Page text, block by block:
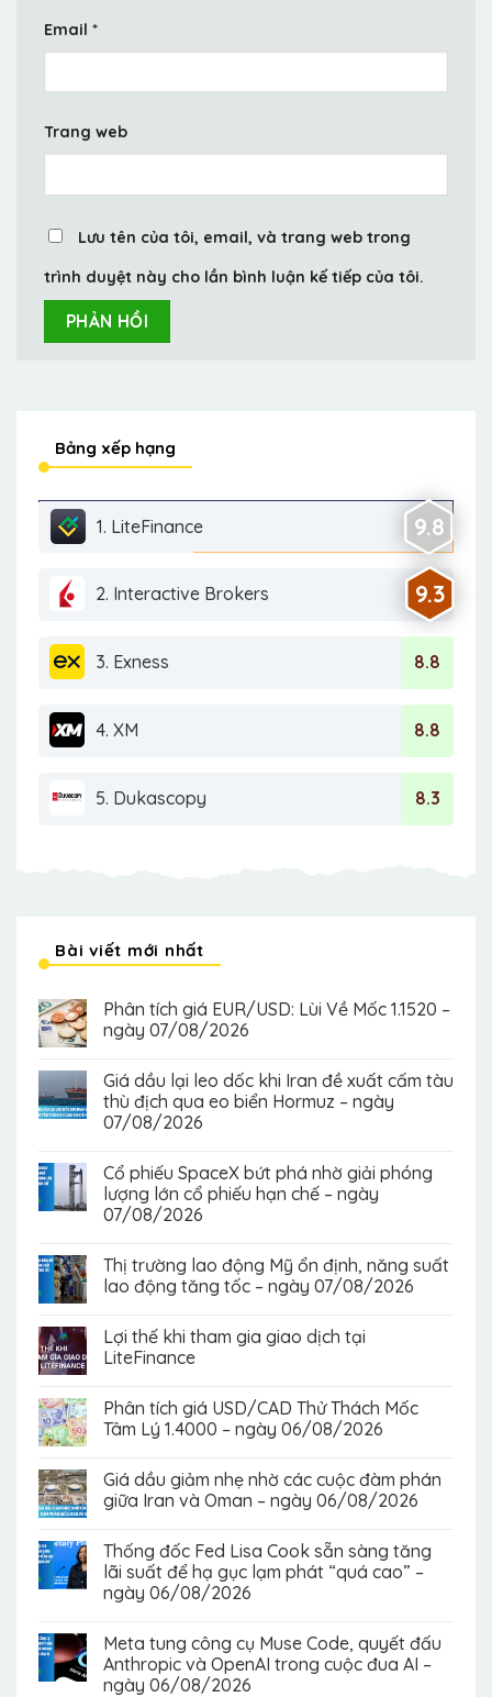
Email *
Trang web
Lưu tên của tôi, email, và trang web trong
trình duyệt này cho lần bình luận kế tiếp của tôi.
Bảng xếp hạng
1. LiteFinance 9.8
2. Interactive Brokers 9.3
3. Exness 8.8
4. XM 8.8
5. Dukascopy 8.3
Bài viết mới nhất
Phân tích giá EUR/USD: Lùi Về Mốc 1.1520 –
ngày 07/08/2026
Giá dầu lại leo dốc khi Iran đề xuất cấm tàu
thù địch qua eo biển Hormuz – ngày
07/08/2026
Cổ phiếu SpaceX bứt phá nhờ giải phóng
lượng lớn cổ phiếu hạn chế – ngày
07/08/2026
Thị trường lao động Mỹ ổn định, năng suất
lao động tăng tốc – ngày 07/08/2026
Lợi thế khi tham gia giao dịch tại
LiteFinance
Phân tích giá USD/CAD Thử Thách Mốc
Tâm Lý 1.4000 – ngày 06/08/2026
Giá dầu giảm nhẹ nhờ các cuộc đàm phán
giữa Iran và Oman – ngày 06/08/2026
Thống đốc Fed Lisa Cook sẵn sàng tăng
lãi suất để hạ gục lạm phát “quá cao” –
ngày 06/08/2026
Meta tung công cụ Muse Code, quyết đấu
Anthropic và OpenAI trong cuộc đua AI –
ngày 06/08/2026